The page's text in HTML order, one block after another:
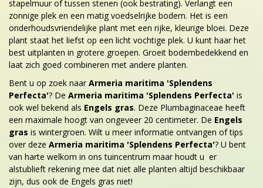
stapelmuur of tussen stenen (ook bestrating). Verlangt een
zonnige plek en een matig voedselrijke bodem. Het is een
onderhoudsvriendelijke plant met een rijke, kleurige bloei. Deze
plant staat het liefst op een licht vochtige plek. U kunt haar het
best uitplanten in grotere groepen. Groeit bodembedekkend en
laat zich goed combineren met andere planten.
Bent u op zoek naar Armeria maritima 'Splendens
Perfecta'? De Armeria maritima 'Splendens Perfecta' is
ook wel bekend als Engels gras. Deze Plumbaginaceae heeft
een maximale hoogt van ongeveer 20 centimeter. De Engels
gras is wintergroen. Wilt u meer informatie ontvangen of tips
over deze Armeria maritima 'Splendens Perfecta'? U bent
van harte welkom in ons tuincentrum maar houdt u er
alstublieft rekening mee dat niet alle planten altijd beschikbaar
zijn, dus ook de Engels gras niet!